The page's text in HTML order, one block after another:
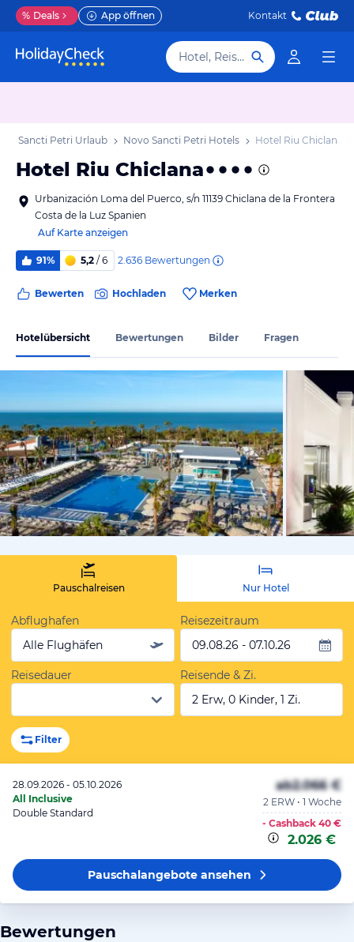
% Deals App öffnen Kontakt
Hotel, Reiseziel
Sancti Petri Urlaub Novo Sancti Petri Hotels Hotel Riu Chiclana
Hotel Riu Chiclana
Urbanización Loma del Puerco, s/n 11139 Chiclana de la Frontera
Costa de la Luz Spanien
Auf Karte anzeigen
91% 5,2 / 6 2.636 Bewertungen
Bewerten Hochladen Merken
Hotelübersicht Bewertungen Bilder Fragen
vom
Pauschalreisen Nur Hotel
Abflughafen
Alle Flughäfen
Reisezeitraum
09.08.26 - 07.10.26
Reisedauer
Reisende & Zi.
2 Erw, 0 Kinder, 1 Zi.
Filter
28.09.2026 - 05.10.2026
All Inclusive
Double Standard
ab2.066 €
2 ERW • 1 Woche
- Cashback 40 €
2.026 €
Pauschalangeboteansehen
Bewertungen